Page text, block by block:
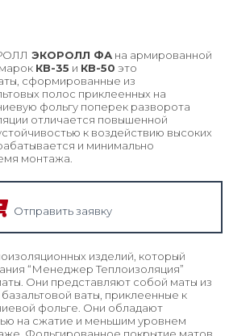
ЭКОРОЛЛ ФА на армированной
КВ-35 и КВ-50 это
сформированные из
полос приклеенных на
фольгу поперек разворота
отличается повышенной
к воздействию высоких
и минимально
монтажа.
Отправить заявку
изделий, который
“Менеджер Теплоизоляция”
Они представляют собой маты из
ваты, приклеенные к
фольге. Они обладают
на сжатие и меньшим уровнем